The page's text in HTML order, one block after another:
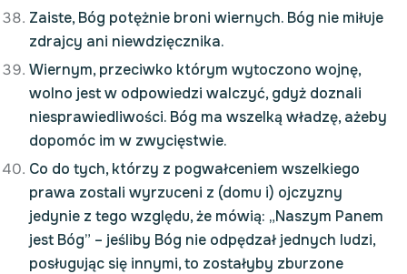
Zaiste, Bóg potężnie broni wiernych. Bóg nie miłuje
zdrajcy ani niewdzięcznika.
Wiernym, przeciwko którym wytoczono wojnę,
wolno jest w odpowiedzi walczyć, gdyż doznali
niesprawiedliwości. Bóg ma wszelką władzę, ażeby
dopomóc im w zwycięstwie.
Co do tych, którzy z pogwałceniem wszelkiego
prawa zostali wyrzuceni z (domu i) ojczyzny
jedynie z tego względu, że mówią: „Naszym Panem
jest Bóg” – jeśliby Bóg nie odpędzał jednych ludzi,
posługując się innymi, to zostałyby zburzone